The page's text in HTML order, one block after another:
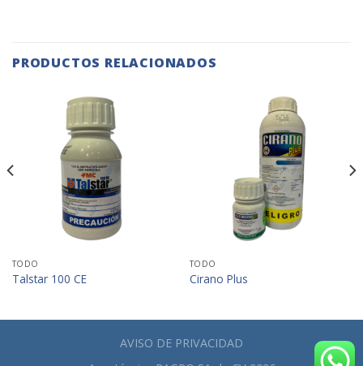
PRODUCTOS RELACIONADOS
TODO
Talstar 100 CE
TODO
Cirano Plus
AVISO DE PRIVACIDAD